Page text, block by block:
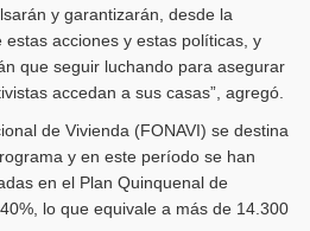
y garantizarán, desde la
acciones y estas políticas, y
que seguir luchando para asegurar
accedan a sus casas”, agregó.
de Vivienda (FONAVI) se destina
y en este período se han
en el Plan Quinquenal de
lo que equivale a más de 14.300